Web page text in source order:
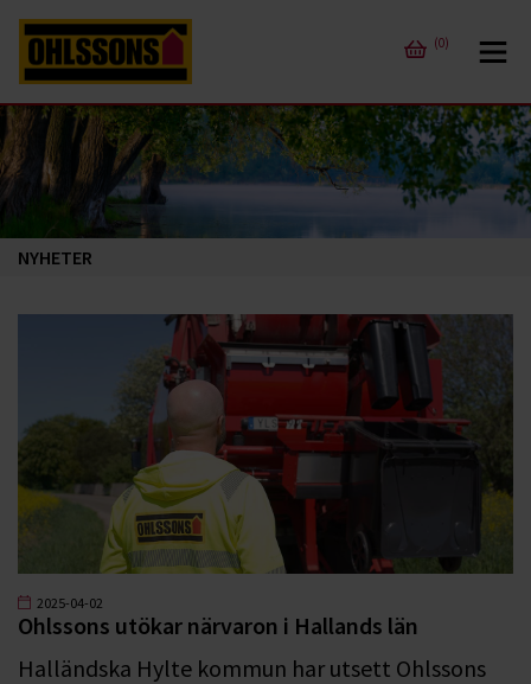
(0)
NYHETER
2025-04-02
Ohlssons utökar närvaron i Hallands län
Halländska Hylte kommun har utsett Ohlssons